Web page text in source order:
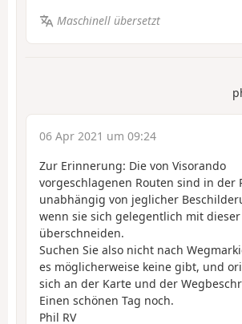
Maschinell übersetzt
06 Apr 2021 um 09:24
Zur Erinnerung: Die von Visorando
vorgeschlagenen Routen sind in der
unabhängig von jeglicher
wenn sie sich gelegentlich mit dieser
überschneiden.
Suchen Sie also nicht nach
es möglicherweise keine gibt, und
sich an der Karte und der
Einen schönen Tag noch.
Phil RV